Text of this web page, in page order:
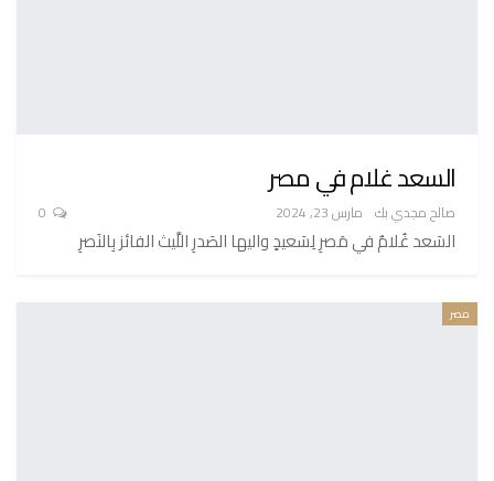
السعد غلام في مصر
صالح مجدي بك مارس 23, 2024
السَعد غُلامٌ في مَصرِ لِسَعيدٍ واليها الصَدرِ اللَّيث الفائز بِالنَصرِ
مصر